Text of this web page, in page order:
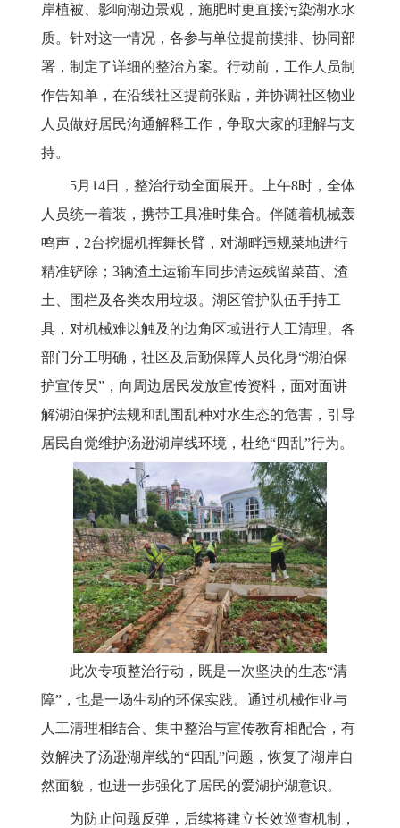
岸植被、影响湖边景观，施肥时更直接污染湖水水
质。针对这一情况，各参与单位提前摸排、协同部
署，制定了详细的整治方案。行动前，工作人员制
作告知单，在沿线社区提前张贴，并协调社区物业
人员做好居民沟通解释工作，争取大家的理解与支
持。
5月14日，整治行动全面展开。上午8时，全体
人员统一着装，携带工具准时集合。伴随着机械轰
鸣声，2台挖掘机挥舞长臂，对湖畔违规菜地进行
精准铲除；3辆渣土运输车同步清运残留菜苗、渣
土、围栏及各类农用垃圾。湖区管护队伍手持工
具，对机械难以触及的边角区域进行人工清理。各
部门分工明确，社区及后勤保障人员化身“湖泊保
护宣传员”，向周边居民发放宣传资料，面对面讲
解湖泊保护法规和乱围乱种对水生态的危害，引导
居民自觉维护汤逊湖岸线环境，杜绝“四乱”行为。
此次专项整治行动，既是一次坚决的生态“清
障”，也是一场生动的环保实践。通过机械作业与
人工清理相结合、集中整治与宣传教育相配合，有
效解决了汤逊湖岸线的“四乱”问题，恢复了湖岸自
然面貌，也进一步强化了居民的爱湖护湖意识。
为防止问题反弹，后续将建立长效巡查机制，